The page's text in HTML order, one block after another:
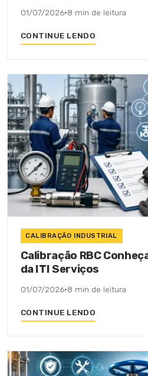
01/07/2026·8 min de leitura
CONTINUE LENDO
CALIBRAÇÃO INDUSTRIAL
Calibração RBC
da ITI Serviços
01/07/2026·8 min de leitura
CONTINUE LENDO